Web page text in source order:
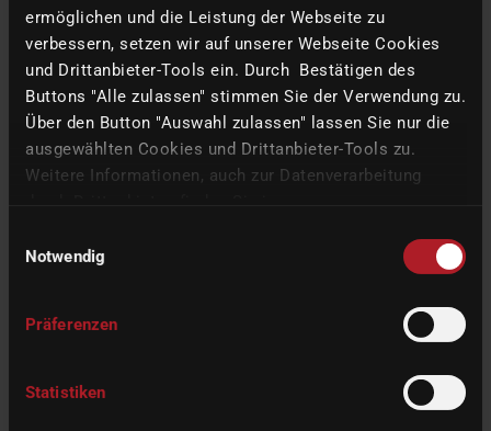
ermöglichen und die Leistung der Webseite zu
verbessern, setzen wir auf unserer Webseite Cookies
und Drittanbieter-Tools ein. Durch Bestätigen des
Buttons "Alle zulassen" stimmen Sie der Verwendung zu.
Über den Button "Auswahl zulassen" lassen Sie nur die
ausgewählten Cookies und Drittanbieter-Tools zu.
Weitere Informationen, auch zur Datenverarbeitung
Notwendig
Präferenzen
Statistiken
imes-icore et One Click Metal réunis sur un stand
commun à Formnext
11/29/2024 |
Entreprise, Machines
Le salon, qui est le point culminant annuel de la fabrication
READ MORE